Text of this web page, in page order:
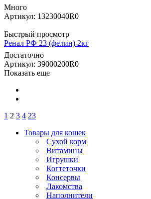
Много
Артикул: 13230040R0
Быстрый просмотр
Ренал РФ 23 (фелин) 2кг
Достаточно
Артикул: 39000200R0
Показать еще
1 2 3 4 23
Товары для кошек
Cухой корм
Витамины
Игрушки
Когтеточки
Консервы
Лакомства
Наполнители